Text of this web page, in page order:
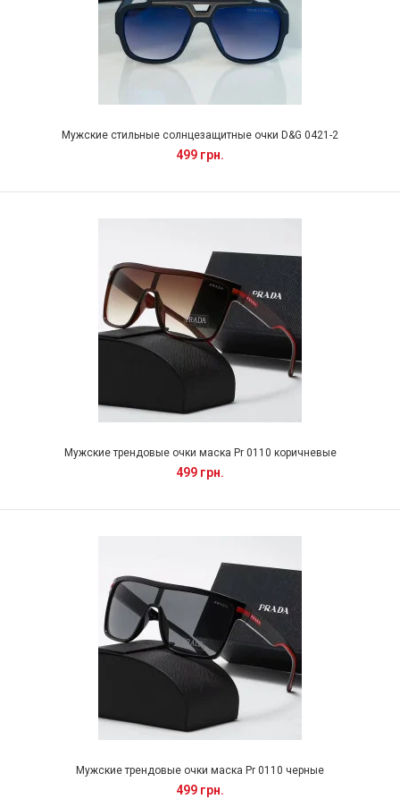
Мужские стильные солнцезащитные очки D&G 0421-2
499 грн.
Мужские трендовые очки маска Pr 0110 коричневые
499 грн.
Мужские трендовые очки маска Pr 0110 черные
499 грн.